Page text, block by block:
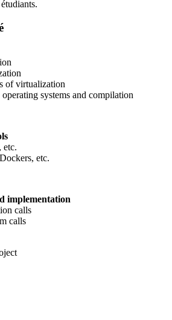
of virtualization
operating systems and compilation
etc.
implementation
calls
calls